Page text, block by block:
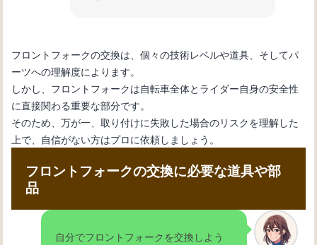
フロントフォークの交換は、個々の技術レベルや道具、そしてパ
ーツへの理解度によります。
しかし、フロントフォークは自転車全体とライダー自身の安全性
に直接関わる重要な部分です。
そのため、万が一、取り付けに失敗した場合のリスクを理解した
上で、自信がない方はプロに依頼しましょう。
フロントフォークの交換に必要な道具や部
品
自分でフロントフォークを交換しよう